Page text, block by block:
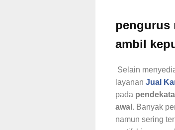
pengurus
ambil
Selain
layanan Jual
pada
awal . Banyak
namun sering